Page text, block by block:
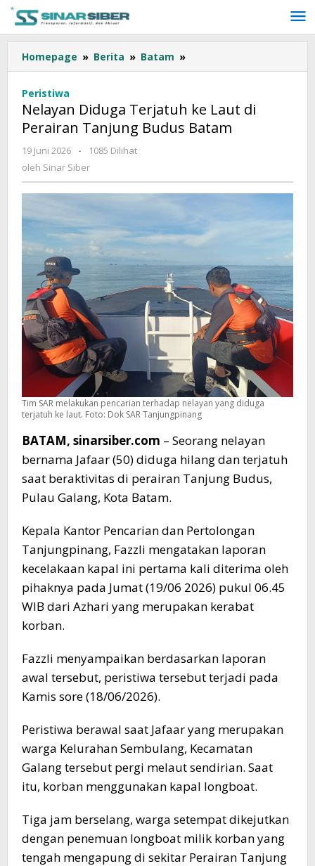
Lewati
konten
Homepage » Berita » Batam »
Diduga
ke
Laut
di
Peristiwa
Nelayan Diduga Terjatuh ke Laut di
Perairan Tanjung Budus Batam
19 Juni 2026
oleh
Sinar
-
1085 Dilihat
oleh Sinar Siber
Tim SAR melakukan pencarian terhadap nelayan yang diduga
terjatuh ke laut. Foto: Dok SAR Tanjungpinang
BATAM, sinarsiber.com – Seorang nelayan
bernama Jafaar (50) diduga hilang dan terjatuh
saat beraktivitas di perairan Tanjung Budus,
Pulau Galang, Kota Batam.
Kepala Kantor Pencarian dan Pertolongan
Tanjungpinang, Fazzli mengatakan laporan
kecelakaan kapal ini pertama kali diterima oleh
pihaknya pada Jumat (19/06 2026) pukul 06.45
WIB dari Azhari yang merupakan kerabat
korban.
Fazzli menyampaikan berdasarkan laporan
awal tersebut, peristiwa tersebut terjadi pada
Kamis sore (18/06/2026).
Peristiwa berawal saat Jafaar yang merupakan
warga Kelurahan Sembulang, Kecamatan
Galang tersebut pergi melaut sendirian. Saat
itu, korban menggunakan kapal longboat.
Tiga jam berselang, warga setempat dikejutkan
dengan penemuan longboat milik korban yang
tengah mengapung di sekitar Perairan Tanjung